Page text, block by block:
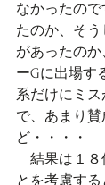
なかったの
たのか、そ
があったの
ーGに出場す
系だけにミ
で、あまり
ど・・・・
結果は１８
とを考慮す